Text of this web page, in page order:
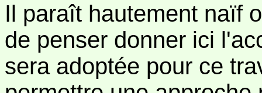
Il paraît hautement naïf
de penser donner ici
sera adoptée pour ce